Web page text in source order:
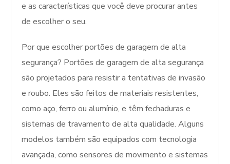
e as características que você deve procurar antes
de escolher o seu.
Por que escolher portões de garagem de alta
segurança? Portões de garagem de alta segurança
são projetados para resistir a tentativas de invasão
e roubo. Eles são feitos de materiais resistentes,
como aço, ferro ou alumínio, e têm fechaduras e
sistemas de travamento de alta qualidade. Alguns
modelos também são equipados com tecnologia
avançada, como sensores de movimento e sistemas